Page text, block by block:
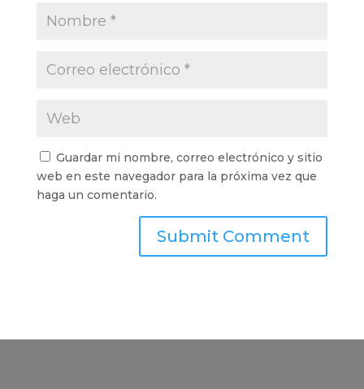
Guardar mi nombre, correo electrónico y sitio
web en este navegador para la próxima vez que
haga un comentario.